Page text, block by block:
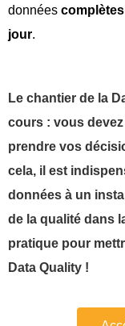
données complètes
jour.
Le chantier de la
cours : vous
prendre vos
cela, il est
données à un
de la qualité dans
pratique pour
Data Quality !